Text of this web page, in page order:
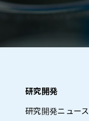
研究開発
研究開発ニュース